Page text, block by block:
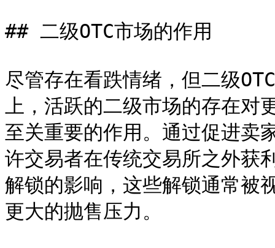
## 二级OTC市场的作用
尽管存在看跌情绪，但二级
上，活跃的二级市场的存在
至关重要的作用。通过促进卖
许交易者在传统交易所之外获
解锁的影响，这些解锁通常被
更大的抛售压力。